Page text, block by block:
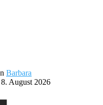
Barbara
August 2026